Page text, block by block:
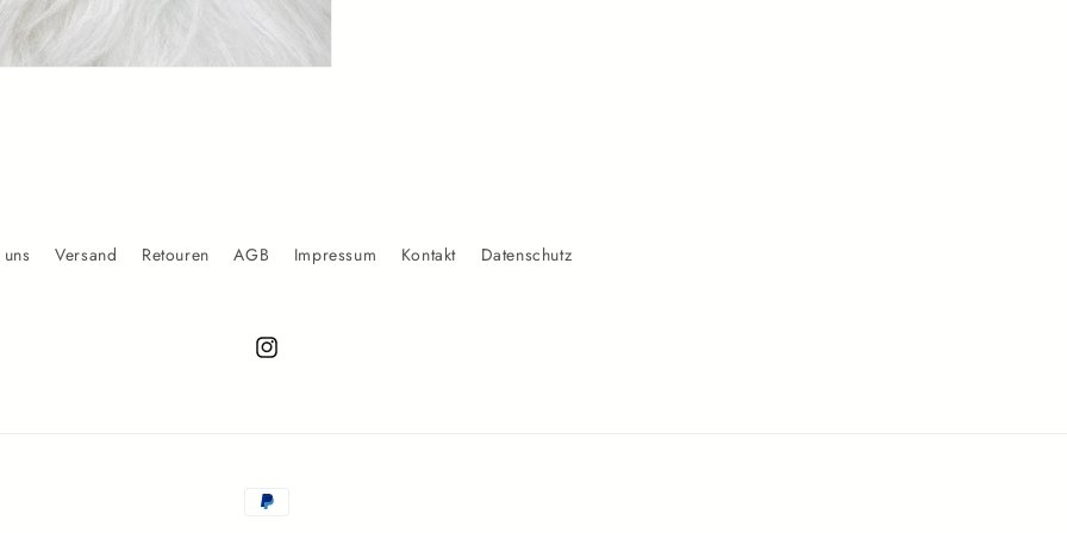
Versand Retouren AGB Impressum Kontakt Datenschutz
Instagram
Zahlungsmethoden